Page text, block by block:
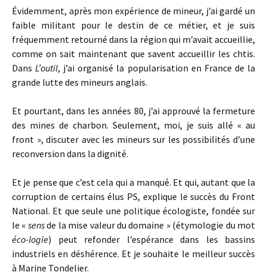
Évidemment, après mon expérience de mineur, j’ai gardé un
faible militant pour le destin de ce métier, et je suis
fréquemment retourné dans la région qui m’avait accueillie,
comme on sait maintenant que savent accueillir les chtis.
DansL’outil, j’ai organisé la popularisation en France de la
grande lutte des mineurs anglais.
Et pourtant, dans les années 80, j’ai approuvé la fermeture
des mines de charbon. Seulement, moi, je suis allé « au
front », discuter avec les mineurs sur les possibilités d’une
reconversion dans la dignité.
Et je pense que c’est cela qui a manqué. Et qui, autant que la
corruption de certains élus PS, explique le succès du Front
National. Et que seule une politique écologiste, fondée sur
le « sensde la mise valeur du domaine » (étymologie du mot
éco-logie) peut refonder l’espérance dans les bassins
industriels en déshérence. Et je souhaite le meilleur succès
à Marine Tondelier.